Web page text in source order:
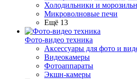
Холодильники и
Микроволновые печи
Ещё 13
Фото-видео техника
Аксессуары для фото и
Видеокамеры
Фотоаппараты
Экшн-камеры